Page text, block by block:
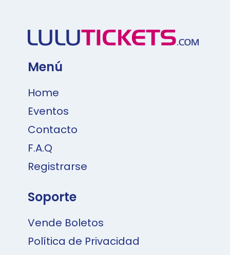
Menú
Home
Eventos
Contacto
F.A.Q
Registrarse
Soporte
Vende Boletos
Política de Privacidad